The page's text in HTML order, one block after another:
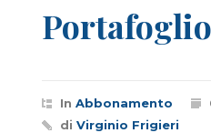
In Abbonamento
di Virginio Frigieri